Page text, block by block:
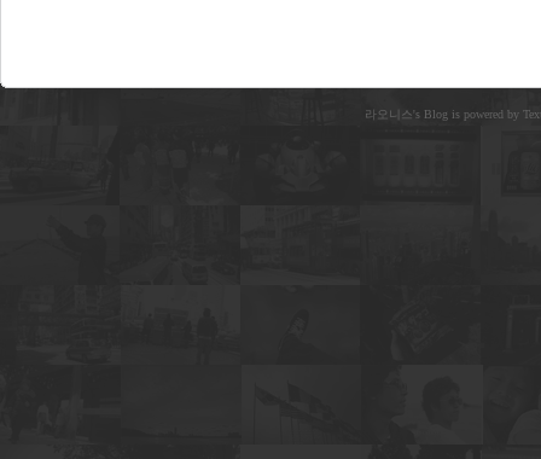
라오니스's Blog is powered by